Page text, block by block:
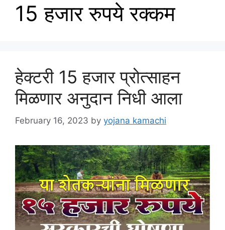
15 हजार रुपये रक्कम
हेक्टरी 15 हजार प्रोत्साहन
मिळणार अनुदान निधी आला
February 16, 2023 by yojana kamachi